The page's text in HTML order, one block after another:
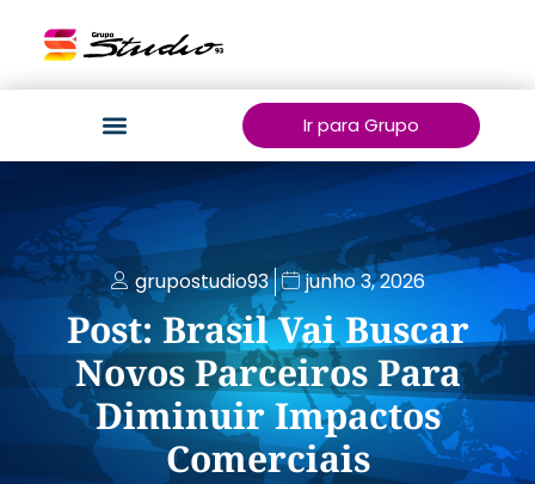
Ir para Grupo
grupostudio93 junho 3, 2026
Post: Brasil Vai Buscar
Novos Parceiros Para
Diminuir Impactos
Comerciais